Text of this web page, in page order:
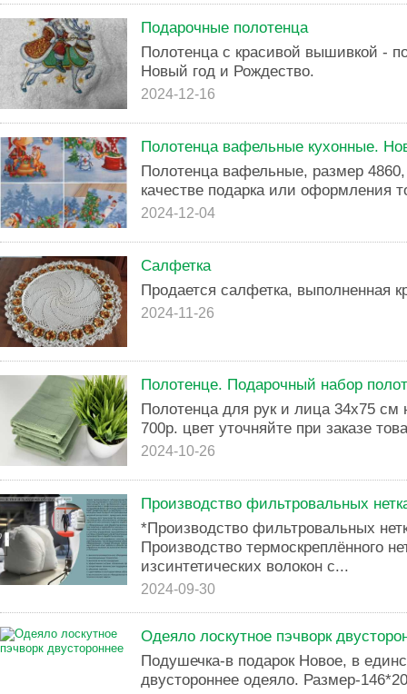
Подарочные полотенца
Полотенца с красивой вышивкой -
Новый год и Рождество.
2024-12-16
Полотенца вафельные кухонные.
Полотенца вафельные, размер
качестве подарка или оформления
2024-12-04
Салфетка
Продается салфетка, выполненная
2024-11-26
Полотенце. Подарочный набор
Полотенца для рук и лица 34х75 см
700р. цвет уточняйте при заказе
2024-10-26
Производство фильтровальных
*Производство фильтровальных
Производство термоскреплённого
изсинтетических волокон с...
2024-09-30
Одеяло лоскутное пэчворк
Подушечка-в подарок Новое, в
двустороннее одеяло. Размер-